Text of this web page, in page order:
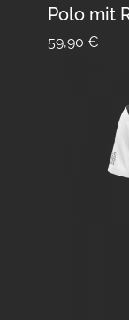
Polo mit
59,90 €